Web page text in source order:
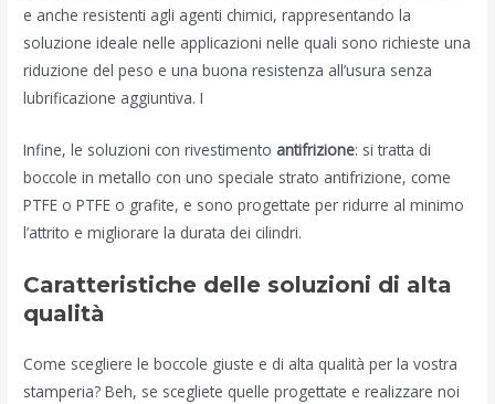
e anche resistenti agli agenti chimici, rappresentando la
soluzione ideale nelle applicazioni nelle quali sono richieste una
riduzione del peso e una buona resistenza all’usura senza
lubrificazione aggiuntiva. I
Infine, le soluzioni con rivestimento antifrizione: si tratta di
boccole in metallo con uno speciale strato antifrizione, come
PTFE o PTFE o grafite, e sono progettate per ridurre al minimo
l’attrito e migliorare la durata dei cilindri.
Caratteristiche delle soluzioni di alta
qualità
Come scegliere le boccole giuste e di alta qualità per la vostra
stamperia? Beh, se scegliete quelle progettate e realizzare noi